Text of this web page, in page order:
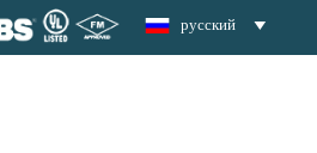
русский 